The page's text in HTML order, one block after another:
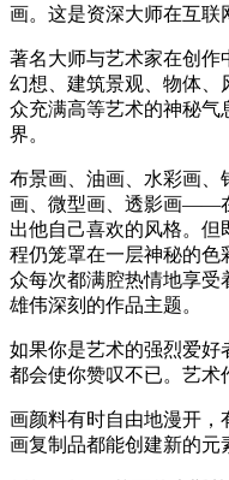
画。这是资深大师在互联
著名大师与艺术家在创作
幻想、建筑景观、物体、
众充满高等艺术的神秘气
界。
布景画、油画、水彩画、
画、微型画、透影画——
出他自己喜欢的风格。但
程仍笼罩在一层神秘的色
众每次都满腔热情地享受
雄伟深刻的作品主题。
如果你是艺术的强烈爱好
都会使你赞叹不已。艺术
画颜料有时自由地漫开，
画复制品都能创建新的元